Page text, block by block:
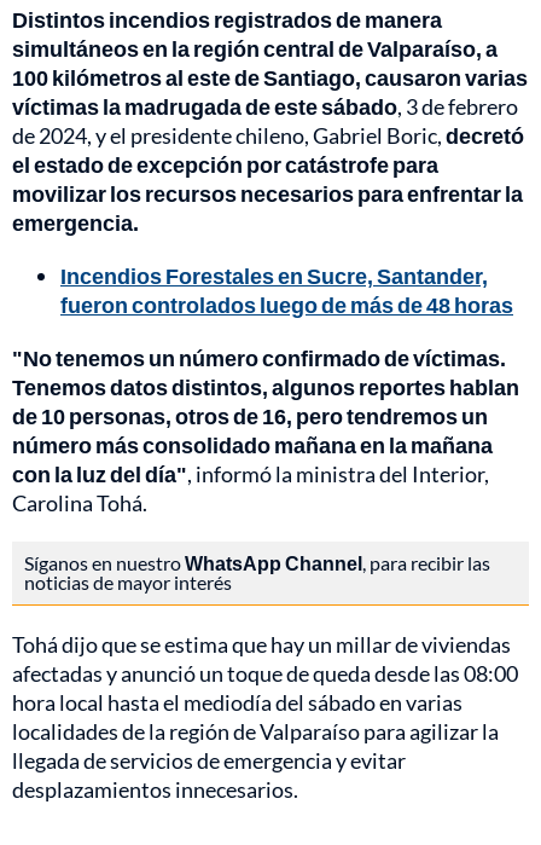
Distintos incendios registrados de manera
simultáneos en la región central de Valparaíso, a
100 kilómetros al este de Santiago, causaron varias
víctimas la madrugada de este sábado, 3 de febrero
de 2024, y el presidente chileno, Gabriel Boric,decretó
el estado de excepción por catástrofe para
movilizar los recursos necesarios para enfrentar la
emergencia.
Incendios Forestales en Sucre, Santander,
fueron controlados luego de más de 48 horas
"No tenemos un número confirmado de víctimas.
Tenemos datos distintos, algunos reportes hablan
de 10 personas, otros de 16, pero tendremos un
número más consolidado mañana en la mañana
con la luz del día", informó la ministra del Interior,
Carolina Tohá.
Síganos en nuestroWhatsApp Channel, para recibir las
noticias de mayor interés
Tohá dijo que se estima que hay un millar de viviendas
afectadas y anunció un toque de queda desde las 08:00
hora local hasta el mediodía del sábado en varias
localidades de la región de Valparaíso para agilizar la
llegada de servicios de emergencia y evitar
desplazamientos innecesarios.